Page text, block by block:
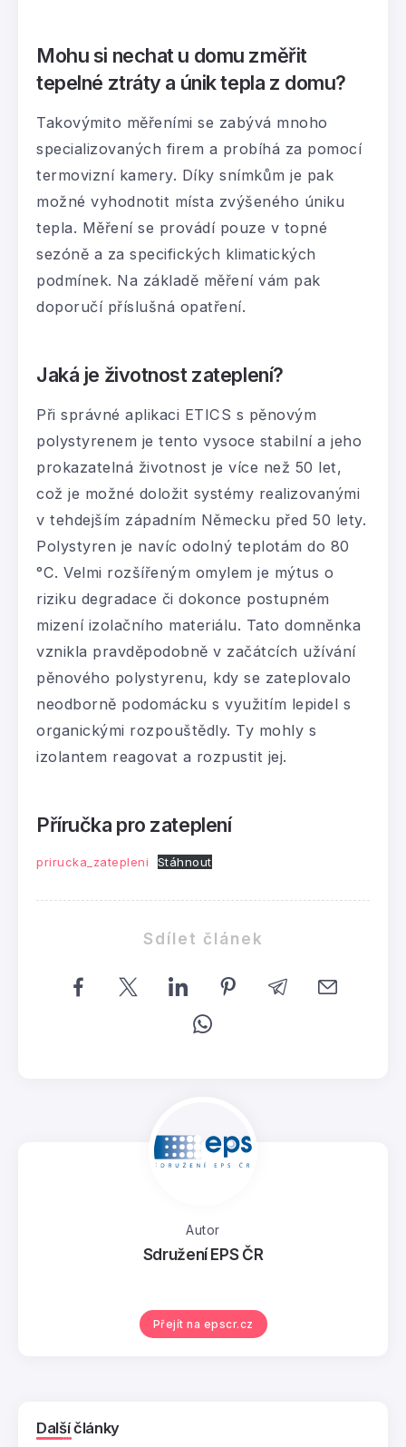
Mohu si nechat u domu změřit
tepelné ztráty a únik tepla z domu?
Takovýmito měřeními se zabývá mnoho
specializovaných firem a probíhá za pomocí
termovizní kamery. Díky snímkům je pak
možné vyhodnotit místa zvýšeného úniku
tepla. Měření se provádí pouze v topné
sezóně a za specifických klimatických
podmínek. Na základě měření vám pak
doporučí příslušná opatření.
Jaká je životnost zateplení?
Při správné aplikaci ETICS s pěnovým
polystyrenem je tento vysoce stabilní a jeho
prokazatelná životnost je více než 50 let,
což je možné doložit systémy realizovanými
v tehdejším západním Německu před 50 lety.
Polystyren je navíc odolný teplotám do 80
°C. Velmi rozšířeným omylem je mýtus o
riziku degradace či dokonce postupném
mizení izolačního materiálu. Tato domněnka
vznikla pravděpodobně v začátcích užívání
pěnového polystyrenu, kdy se zateplovalo
neodborně podomácku s využitím lepidel s
organickými rozpouštědly. Ty mohly s
izolantem reagovat a rozpustit jej.
Příručka pro zateplení
prirucka_zatepleni Stáhnout
Sdílet článek
Autor
Sdružení EPS ČR
Přejít na epscr.cz
Další články